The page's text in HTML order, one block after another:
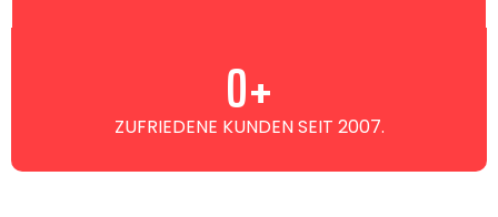
ZUFRIEDENE KUNDEN SEIT 2007.
0+